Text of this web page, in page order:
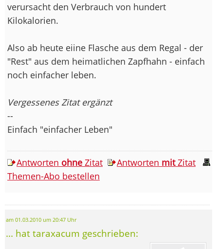
verursacht den Verbrauch von hundert
Kilokalorien.
Also ab heute eiine Flasche aus dem Regal - der
"Rest" aus dem heimatlichen Zapfhahn - einfach
noch einfacher leben.
Vergessenes Zitat ergänzt
--
Einfach "einfacher Leben"
Antworten ohne Zitat Antworten mitZitat
Themen-Abo bestellen
am 01.03.2010 um 20:47 Uhr
... hat taraxacum geschrieben: